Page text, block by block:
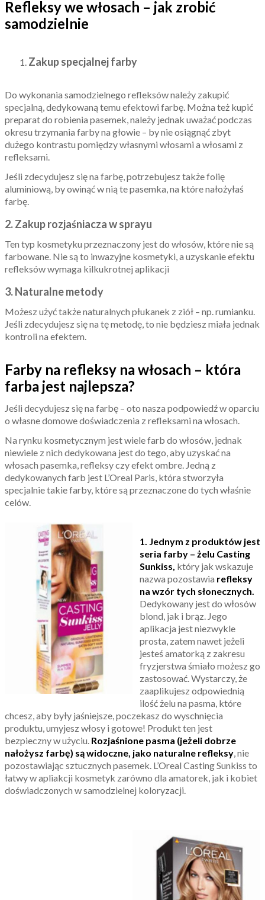
Refleksy we włosach – jak zrobić
samodzielnie
Zakup specjalnej farby
Do wykonania samodzielnego refleksów należy zakupić
specjalną, dedykowaną temu efektowi farbę. Można też kupić
preparat do robienia pasemek, należy jednak uważać podczas
okresu trzymania farby na głowie – by nie osiągnąć zbyt
dużego kontrastu pomiędzy własnymi włosami a włosami z
refleksami.
Jeśli zdecydujesz się na farbę, potrzebujesz także folię
aluminiową, by owinąć w nią te pasemka, na które nałożyłaś
farbę.
2. Zakup rozjaśniacza w sprayu
Ten typ kosmetyku przeznaczony jest do włosów, które nie są
farbowane. Nie są to inwazyjne kosmetyki, a uzyskanie efektu
refleksów wymaga kilkukrotnej aplikacji
3. Naturalne metody
Możesz użyć także naturalnych płukanek z ziół – np. rumianku.
Jeśli zdecydujesz się na tę metodę, to nie będziesz miała jednak
kontroli na efektem.
Farby na refleksy na włosach – która
farba jest najlepsza?
Jeśli decydujesz się na farbę – oto nasza podpowiedź w oparciu
o własne domowe doświadczenia z refleksami na włosach.
Na rynku kosmetycznym jest wiele farb do włosów, jednak
niewiele z nich dedykowana jest do tego, aby uzyskać na
włosach pasemka, refleksy czy efekt ombre. Jedną z
dedykowanych farb jest L’Oreal Paris, która stworzyła
specjalnie takie farby, które są przeznaczone do tych właśnie
celów.
1. Jednym z produktów jest
seria farby – żelu Casting
Sunkiss, który jak wskazuje
nazwa pozostawia refleksy
na wzór tych słonecznych.
Dedykowany jest do włosów
blond, jak i brąz. Jego
aplikacja jest niezwykle
prosta, zatem nawet jeżeli
jesteś amatorką z zakresu
fryzjerstwa śmiało możesz go
zastosować. Wystarczy, że
zaaplikujesz odpowiednią
ilość żelu na pasma, które
chcesz, aby były jaśniejsze, poczekasz do wyschnięcia
produktu, umyjesz włosy i gotowe! Produkt ten jest
bezpieczny w użyciu. Rozjaśnione pasma (jeżeli dobrze
nałożysz farbę) są widoczne, jako naturalne refleksy, nie
pozostawiając sztucznych pasemek. L’Oreal Casting Sunkiss to
łatwy w apliakcji kosmetyk zarówno dla amatorek, jak i kobiet
doświadczonych w samodzielnej koloryzacji.